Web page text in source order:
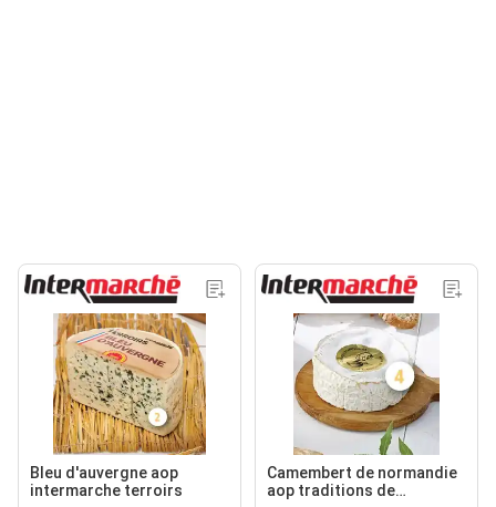
Bleu d'auvergne aop
intermarche terroirs
Camembert de normandie
aop traditions de